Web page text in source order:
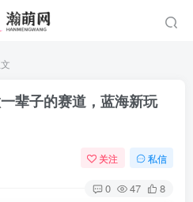
辈子的赛道，蓝海新玩
关注 私信
0 47 8